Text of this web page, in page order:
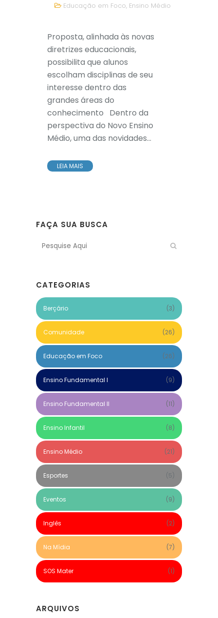
Educação em Foco, Ensino Médio
Proposta, alinhada às novas
diretrizes educacionais,
possibilita que alunos
escolham disciplinas de seu
interesse dentro das
grandes áreas do
conhecimento Dentro da
perspectiva do Novo Ensino
Médio, uma das novidades...
LEIA MAIS
FAÇA SUA BUSCA
CATEGORIAS
Berçário (3)
Comunidade (26)
Educação em Foco (26)
Ensino Fundamental I (9)
Ensino Fundamental II (11)
Ensino Infantil (8)
Ensino Médio (21)
Esportes (5)
Eventos (9)
Inglês (2)
Na Mídia (7)
SOS Mater (1)
ARQUIVOS